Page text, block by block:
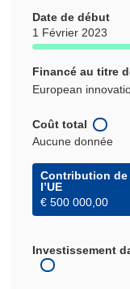
Date de début
1 Février 2023
Financé au titre
European
Coût total
Aucune donnée
Contribution de
l’UE
€ 500 000,00
Investissement